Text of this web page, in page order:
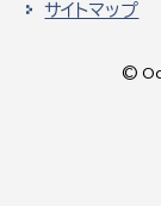
サイトマップ
©